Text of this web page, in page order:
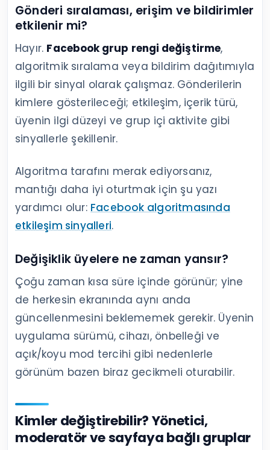
Gönderi sıralaması, erişim ve bildirimler
etkilenir mi?
Hayır. Facebook grup rengi değiştirme,
algoritmik sıralama veya bildirim dağıtımıyla
ilgili bir sinyal olarak çalışmaz. Gönderilerin
kimlere gösterileceği; etkileşim, içerik türü,
üyenin ilgi düzeyi ve grup içi aktivite gibi
sinyallerle şekillenir.
Algoritma tarafını merak ediyorsanız,
mantığı daha iyi oturtmak için şu yazı
yardımcı olur: Facebook algoritmasında
etkileşim sinyalleri.
Değişiklik üyelere ne zaman yansır?
Çoğu zaman kısa süre içinde görünür; yine
de herkesin ekranında aynı anda
güncellenmesini beklememek gerekir. Üyenin
uygulama sürümü, cihazı, önbelleği ve
açık/koyu mod tercihi gibi nedenlerle
görünüm bazen biraz gecikmeli oturabilir.
Kimler değiştirebilir? Yönetici,
moderatör ve sayfaya bağlı gruplar